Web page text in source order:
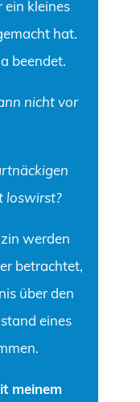
ein kleines
hat.
beendet.
nicht vor
loswirst?
werden
betrachtet,
über den
eines
meinem